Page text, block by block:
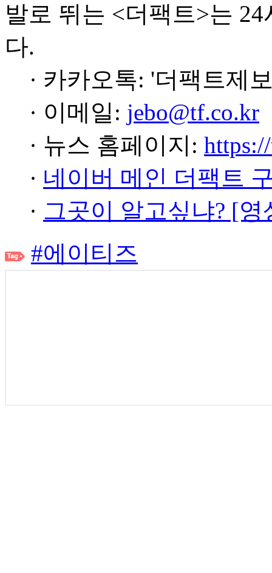
발로 뛰는 <더팩트>는
다.
· 카카오톡: '더팩트제
· 이메일: jebo@tf.co.kr
· 뉴스 홈페이지:
· 네이버 메인 더팩트
· 그곳이 알고싶냐? [
#에이티즈